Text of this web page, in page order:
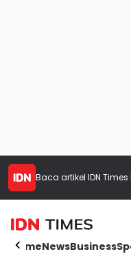
Baca artikel IDN Times
HomeNewsBusiness